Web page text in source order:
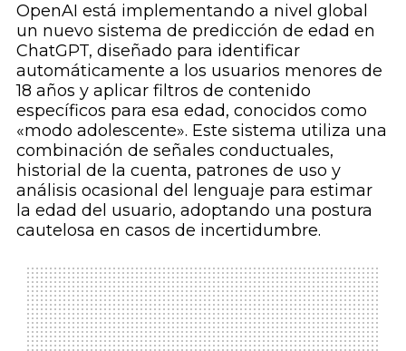
OpenAI está implementando a nivel global
un nuevo sistema de predicción de edad en
ChatGPT, diseñado para identificar
automáticamente a los usuarios menores de
18 años y aplicar filtros de contenido
específicos para esa edad, conocidos como
«modo adolescente». Este sistema utiliza una
combinación de señales conductuales,
historial de la cuenta, patrones de uso y
análisis ocasional del lenguaje para estimar
la edad del usuario, adoptando una postura
cautelosa en casos de incertidumbre.